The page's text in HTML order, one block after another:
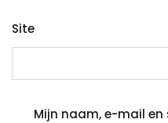
Site
Mijn naam, e-mail